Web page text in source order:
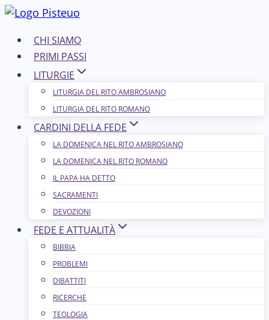
Salta
contenutoCHI SIAMO
PRIMI PASSI
LITURGIE
LITURGIA DEL RITO AMBROSIANO
LITURGIA DEL RITO ROMANO
CARDINI DELLA FEDE
LA DOMENICA NEL R​​​​​​ITO AMBROSIANO
LA DOMENICA NEL RITO ROMANO
IL PAPA HA DETTO
SACRAMENTI
DEVOZIONI
FEDE E ATTUALITÀ
BIBBIA
PROBLEMI
DIBATTITI
RICERCHE
TEOLOGIA